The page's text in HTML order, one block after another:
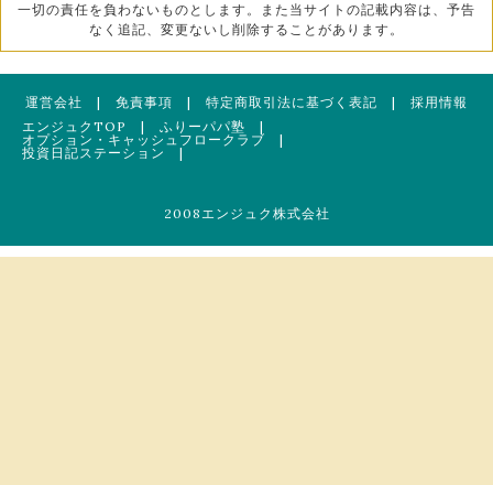
一切の責任を負わないものとします。また当サイトの記載内容は、予告
なく追記、変更ないし削除することがあります。
運営会社 | 免責事項 | 特定商取引法に基づく表記 | 採用情報
エンジュクTOP
| ふりーパパ塾 |
オプション・キャッシュフロークラブ |
投資日記ステーション
|
2008エンジュク株式会社